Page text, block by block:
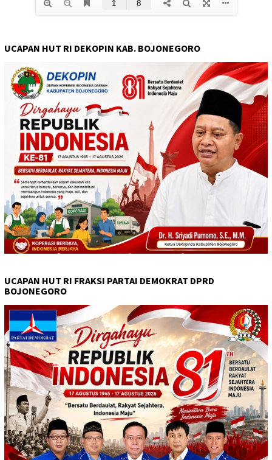
UCAPAN HUT RI DEKOPIN KAB. BOJONEGORO
UCAPAN HUT RI FRAKSI PARTAI DEMOKRAT DPRD
BOJONEGORO